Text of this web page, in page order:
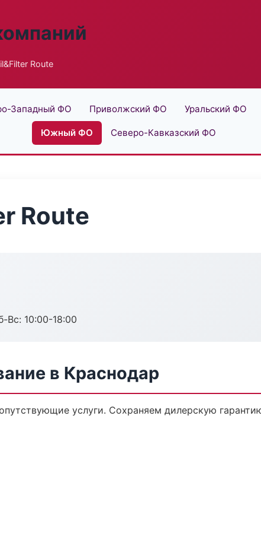
Route
Западный ФО Приволжский ФО Уральский ФО
Южный ФО Северо-Кавказский ФО
Route
Вс: 10:00-18:00
в Краснодар
услуги. Сохраняем дилерскую